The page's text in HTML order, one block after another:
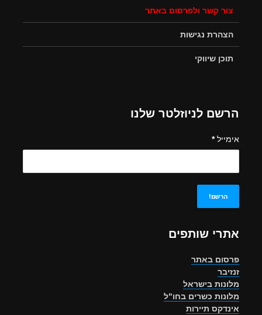
צור קשר ולפרסום באתר
הצהרת נגישות
תוכן שיווקי
הרשם לניוזלטר שלנו
אימייל*
אתרי שותפים
פרסום באתר
זנזיבר
מלונות בישראל
מלונות כשרים בחו"ל
אינדקס תיירות